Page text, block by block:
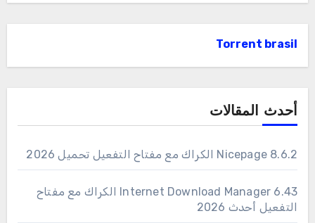
Torrent brasil
أحدث المقالات
Nicepage 8.6.2 الكراك مع مفتاح التفعيل تحميل 2026
6.43 Internet Download Manager الكراك مع مفتاح
التفعيل أحدث 2026